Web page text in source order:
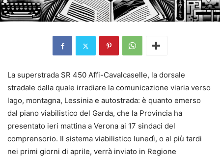
La superstrada SR 450 Affi-Cavalcaselle, la dorsale
stradale dalla quale irradiare la comunicazione viaria verso
lago, montagna, Lessinia e autostrada: è quanto emerso
dal piano viabilistico del Garda, che la Provincia ha
presentato ieri mattina a Verona ai 17 sindaci del
comprensorio. Il sistema viabilistico lunedì, o al più tardi
nei primi giorni di aprile, verrà inviato in Regione